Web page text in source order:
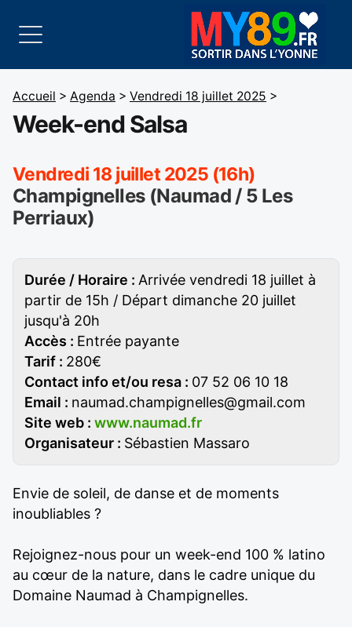
Accueil > Agenda > Vendredi 18 juillet 2025 >
Week-end Salsa
Vendredi 18 juillet 2025 (16h)
Champignelles (Naumad / 5 Les
Perriaux)
Durée / Horaire : Arrivée vendredi 18 juillet à
partir de 15h / Départ dimanche 20 juillet
jusqu'à 20h
Accès : Entrée payante
Tarif : 280€
Contact info et/ou resa : 07 52 06 10 18
Email : naumad.champignelles@gmail.com
Site web : www.naumad.fr
Organisateur : Sébastien Massaro
Envie de soleil, de danse et de moments
inoubliables ?
Rejoignez-nous pour un week-end 100 % latino
au cœur de la nature, dans le cadre unique du
Domaine Naumad à Champignelles.